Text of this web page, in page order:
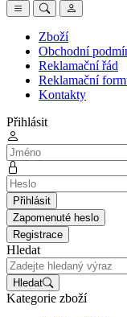
Zboží
Obchodní
Reklamační řád
Reklamační
Kontakty
Přihlásit
Přihlásit
Zapomenuté heslo
Registrace
Hledat
Hledat
Kategorie zboží